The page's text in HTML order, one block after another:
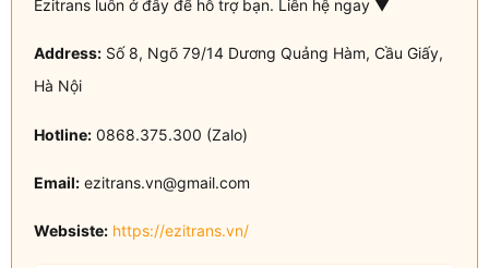
Ezitrans luôn ở đây để hỗ trợ bạn. Liên hệ ngay ▼
Address: Số 8, Ngõ 79/14 Dương Quảng Hàm, Cầu Giấy,
Hà Nội
Hotline: 0868.375.300 (Zalo)
Email: ezitrans.vn@gmail.com
Websiste: https://ezitrans.vn/